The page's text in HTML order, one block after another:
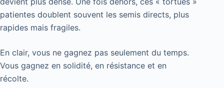
patientes doublent souvent les semis directs, plus
rapides mais fragiles.
En clair, vous ne gagnez pas seulement du temps.
Vous gagnez en solidité, en résistance et en
récolte.